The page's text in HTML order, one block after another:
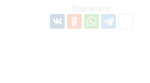
Поделиться: